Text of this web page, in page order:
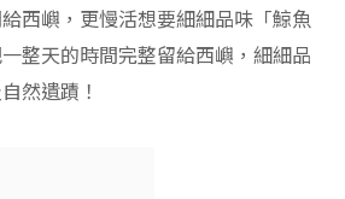
西嶼，更慢活想要細細品味「鯨魚
整天的時間完整留給西嶼，細細品
然遺蹟！